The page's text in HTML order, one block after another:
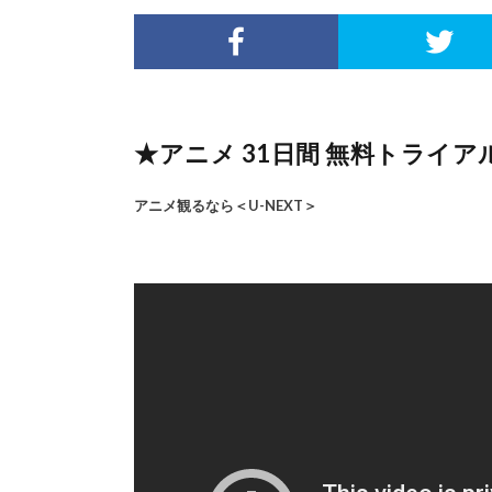
★アニメ 31日間 無料トライア
アニメ観るなら＜U-NEXT＞